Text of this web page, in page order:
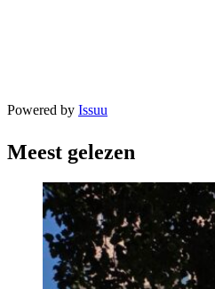
Powered by Issuu
Meest gelezen